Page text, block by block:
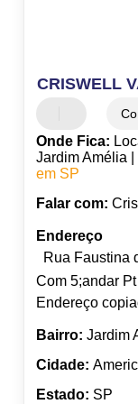
CRISWELL
Onde Fica:
Jardim Amélia |
em SP
Falar com:
Endereço
Rua Faustina
Com 5;andar
Endereço
Bairro: Jardim
Cidade:
Estado: SP